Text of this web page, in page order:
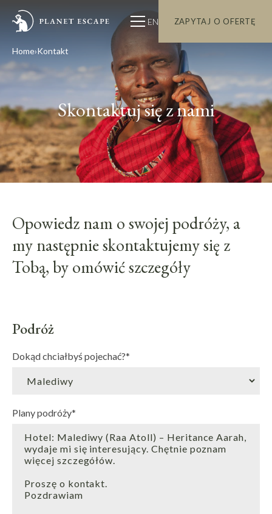
EN ZAPYTAJ O OFERTĘ
Home Kontakt
Skontaktuj się z nami
Opowiedz nam o swojej podróży, a
my następnie skontaktujemy się z
Tobą, by omówić szczegóły
Podróż
Dokąd chciałbyś pojechać?*
Plany podróży*